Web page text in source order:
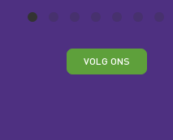
VOLG ONS